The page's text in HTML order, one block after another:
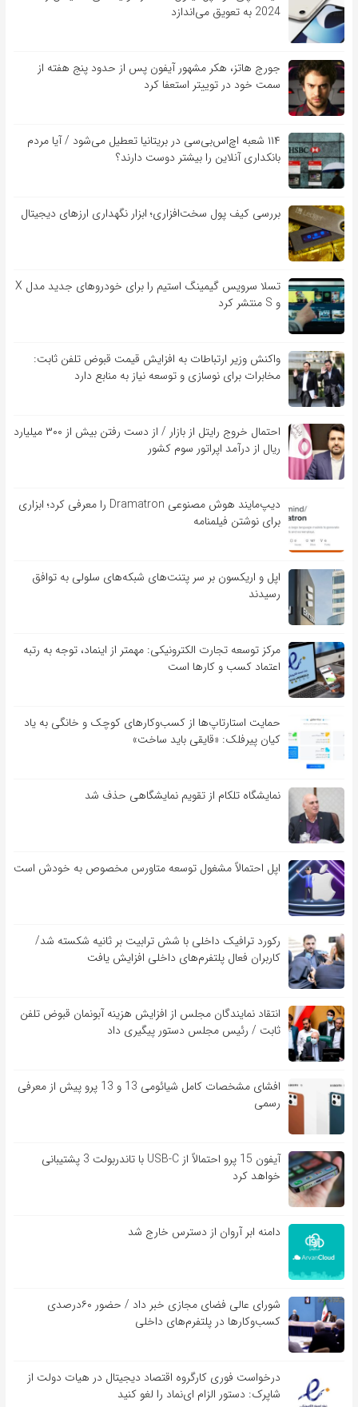
2024 به تعویق می‌اندازد
جورج هاتز، هکر مشهور آیفون پس از حدود پنج هفته از
سمت خود در توییتر استعفا کرد
۱۱۴ شعبه اچ‌اس‌بی‌سی در بریتانیا تعطیل می‌شود / آیا مردم
بانکداری آنلاین را بیشتر دوست دارند؟
بررسی کیف‌ پول سخت‌افزاری؛ ابزار نگهداری ارزهای دیجیتال
تسلا سرویس گیمینگ استیم را برای خودروهای جدید مدل X
و S منتشر کرد
واکنش وزیر ارتباطات به افزایش قیمت قبوض تلفن ثابت:
مخابرات برای نوسازی و توسعه نیاز به منابع دارد
احتمال خروج رایتل از بازار / از دست رفتن بیش از ۳۰۰ میلیارد
ریال از درآمد اپراتور سوم کشور
دیپ‌مایند هوش مصنوعی Dramatron را معرفی کرد؛ ابزاری
برای نوشتن فیلمنامه
اپل و اریکسون بر سر پتنت‌های شبکه‌های سلولی به توافق
رسیدند
مرکز توسعه تجارت الکترونیکی: مهمتر از اینماد، توجه به رتبه
اعتماد کسب و کارها است
حمایت استارتاپ‌ها از کسب‌وکارهای کوچک و خانگی به یاد
کیان پیرفلک: «قایقی باید ساخت»
نمایشگاه تلکام از تقویم نمایشگاهی حذف شد
اپل احتمالاً مشغول توسعه متاورس مخصوص به خودش است
رکورد ترافیک داخلی با شش ترابیت بر ثانیه شکسته شد/
کاربران فعال پلتفرم‌های داخلی افزایش یافت
انتقاد نمایندگان مجلس از افزایش هزینه آبونمان قبوض تلفن
ثابت / رئیس مجلس دستور پیگیری داد
افشای مشخصات کامل شیائومی 13 و 13 پرو پیش از معرفی
رسمی
آیفون 15 پرو احتمالاً از USB-C با تاندربولت 3 پشتیبانی
خواهد کرد
دامنه ابر آروان از دسترس خارج شد
شورای عالی فضای مجازی خبر داد / حضور ۶۰درصدی
کسب‌و‌کارها در پلتفرم‌های داخلی
درخواست فوری کارگروه اقتصاد دیجیتال در هیات دولت از
شاپرک: دستور الزام ای‌نماد را لغو کنید